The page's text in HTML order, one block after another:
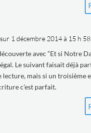
sur 1 décembre 2014 à 15 h
avec “Et si Notre
Le suivant faisait déjà
lecture, mais si un troisième
c’est parfait.